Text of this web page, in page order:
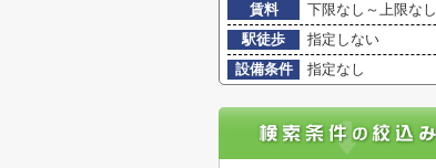
賃料
下限なし～上限なし
駅徒歩
指定しない
設備条件
指定なし